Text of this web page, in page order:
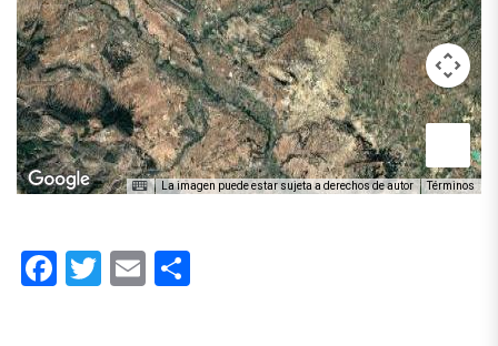
La imagen puede estar sujeta a derechos de autor Términos
Facebook
Twitter
Email